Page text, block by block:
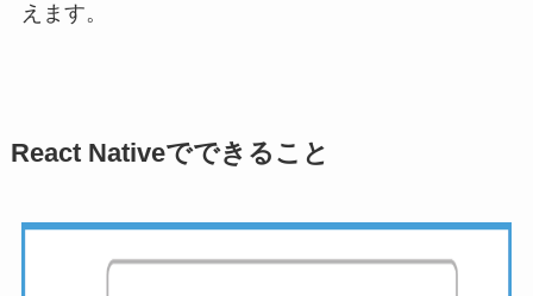
えます。
React Nativeでできること